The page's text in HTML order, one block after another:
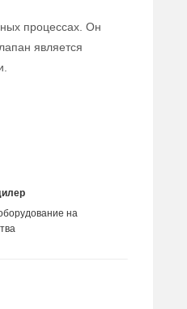
процессах. Он
является
на